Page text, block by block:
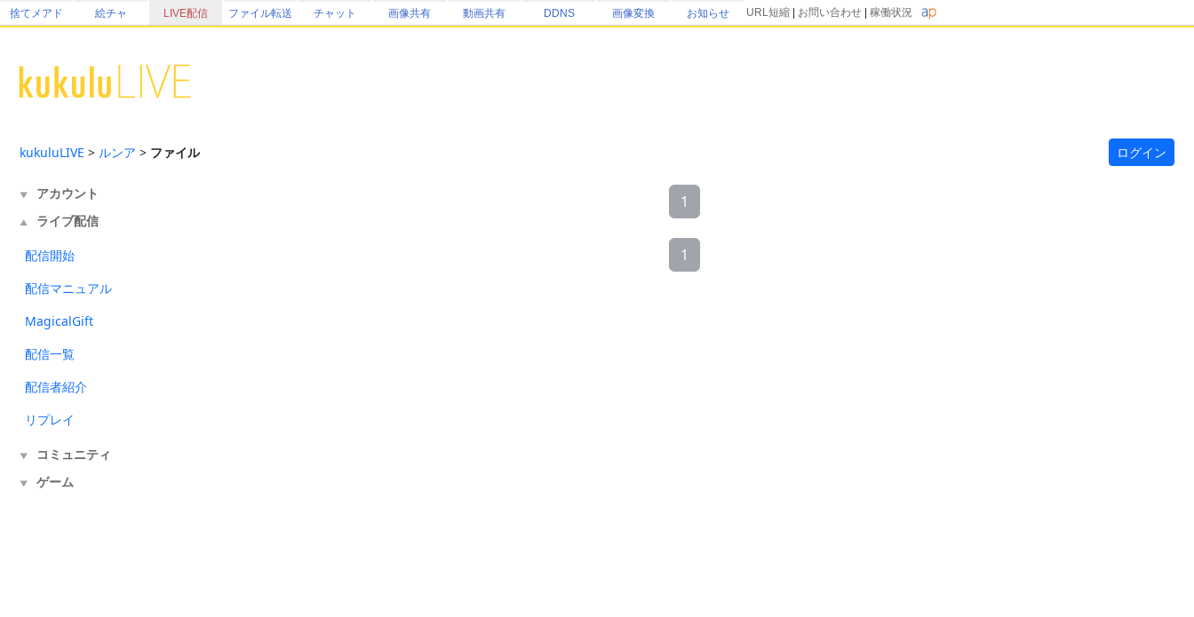
捨てメアド 絵チャ LIVE配信 ファイル転送 チャット 画像共有 動画共有 DDNS 画像変換 お知らせ URL短縮 お問い合わせ 稼働状況
kukuluLIVE > ルンア > ファイル ログイン
▼ アカウント
▲ ライブ配信
配信開始
配信マニュアル
MagicalGift
配信一覧
配信者紹介
リプレイ
▼ コミュニティ
▼ ゲーム
1
1